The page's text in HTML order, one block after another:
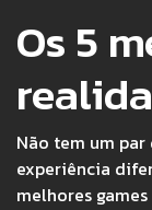
Os 5
Não tem um par
experiência
melhores